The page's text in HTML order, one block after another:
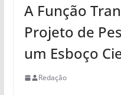
A Função
Projeto de
um Esboço
Redação